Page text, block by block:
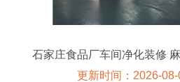
石家庄食品厂车间净化装修
械配置指
更新时间：2026-